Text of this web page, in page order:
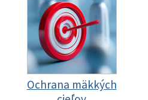
Ochrana mäkkých